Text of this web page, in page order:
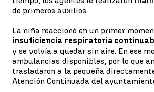
de primeros auxilios.
La niña reaccionó en un primer
insuficiencia respiratoria
y se volvía a quedar sin aire. En ese
ambulancias disponibles, por lo que
trasladaron a la pequeña
Atención Continuada del